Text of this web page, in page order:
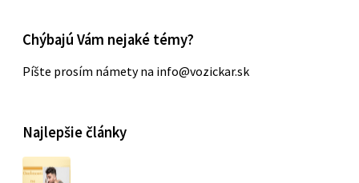
Chýbajú Vám nejaké témy?
Píšte prosím námety na info@vozickar.sk
Najlepšie články